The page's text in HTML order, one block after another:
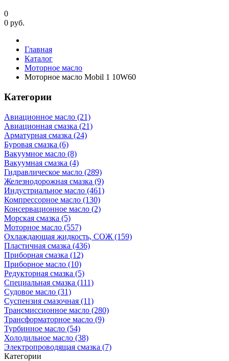
0
0 руб.
Главная
Каталог
Моторное масло
Моторное масло Mobil 1 10W60
Категории
Авиационное масло (21)
Авиационная смазка (21)
Арматурная смазка (24)
Буровая смазка (6)
Вакуумное масло (8)
Вакуумная смазка (4)
Гидравлическое масло (289)
Железнодорожная смазка (9)
Индустриальное масло (461)
Компрессорное масло (130)
Консервационное масло (2)
Морская смазка (5)
Моторное масло (557)
Охлаждающая жидкость, СОЖ (159)
Пластичная смазка (436)
Приборная смазка (12)
Приборное масло (10)
Редукторная смазка (5)
Специальная смазка (111)
Судовое масло (31)
Суспензия смазочная (11)
Трансмиссионное масло (280)
Трансформаторное масло (9)
Турбинное масло (54)
Холодильное масло (38)
Электропроводящая смазка (7)
Категории